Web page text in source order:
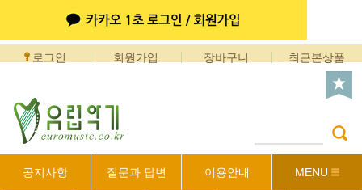
로그인 회원가입 장바구니 최근본상품
공지사항 질문과 답변 이용안내 MENU